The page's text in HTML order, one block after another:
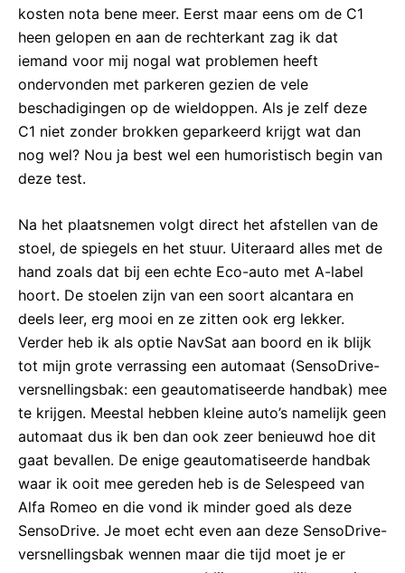
kosten nota bene meer. Eerst maar eens om de C1
heen gelopen en aan de rechterkant zag ik dat
iemand voor mij nogal wat problemen heeft
ondervonden met parkeren gezien de vele
beschadigingen op de wieldoppen. Als je zelf deze
C1 niet zonder brokken geparkeerd krijgt wat dan
nog wel? Nou ja best wel een humoristisch begin van
deze test.
Na het plaatsnemen volgt direct het afstellen van de
stoel, de spiegels en het stuur. Uiteraard alles met de
hand zoals dat bij een echte Eco-auto met A-label
hoort. De stoelen zijn van een soort alcantara en
deels leer, erg mooi en ze zitten ook erg lekker.
Verder heb ik als optie NavSat aan boord en ik blijk
tot mijn grote verrassing een automaat (SensoDrive-
versnellingsbak: een geautomatiseerde handbak) mee
te krijgen. Meestal hebben kleine auto’s namelijk geen
automaat dus ik ben dan ook zeer benieuwd hoe dit
gaat bevallen. De enige geautomatiseerde handbak
waar ik ooit mee gereden heb is de Selespeed van
Alfa Romeo en die vond ik minder goed als deze
SensoDrive. Je moet echt even aan deze SensoDrive-
versnellingsbak wennen maar die tijd moet je er